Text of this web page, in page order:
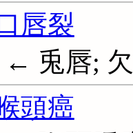
唇裂
← 兎唇;
頭癌